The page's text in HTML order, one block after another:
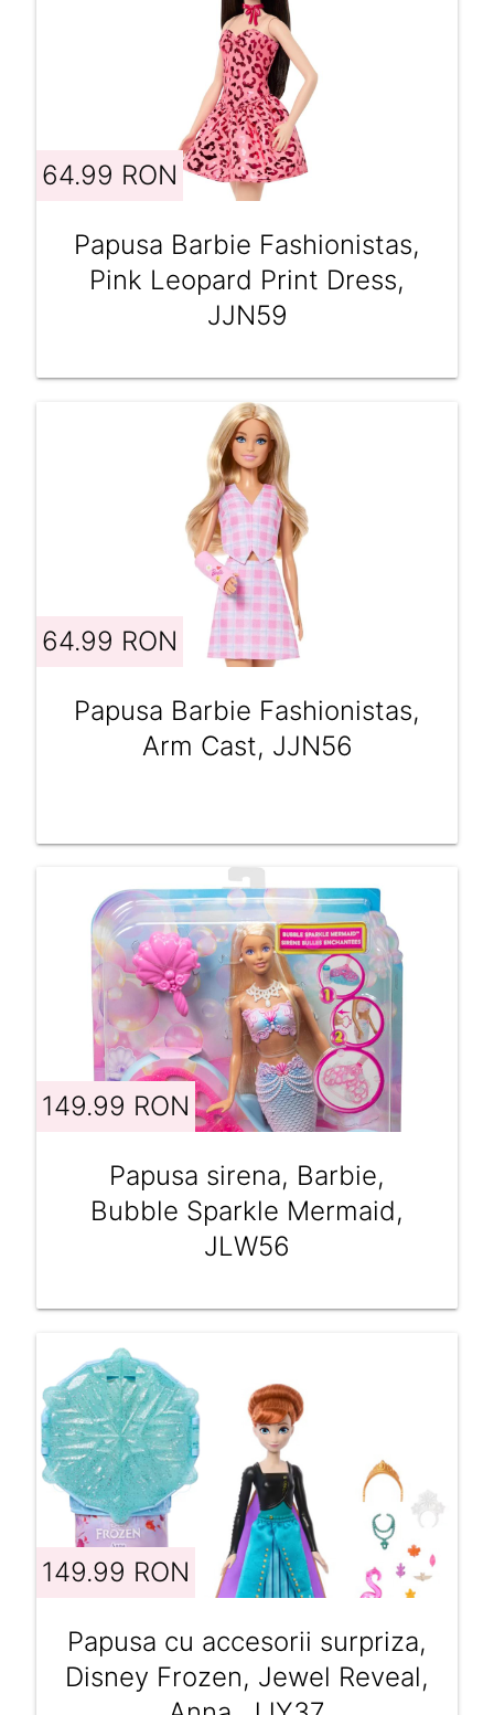
64.99 RON
Papusa Barbie Fashionistas,
Pink Leopard Print Dress,
JJN59
64.99 RON
Papusa Barbie Fashionistas,
Arm Cast, JJN56
149.99 RON
Papusa sirena, Barbie,
Bubble Sparkle Mermaid,
JLW56
149.99 RON
Papusa cu accesorii surpriza,
Disney Frozen, Jewel Reveal,